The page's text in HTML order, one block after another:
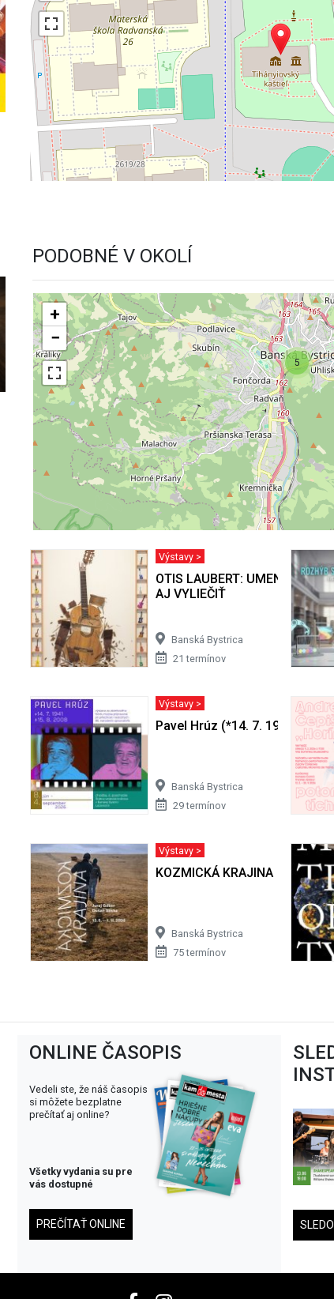
PODOBNÉ V OKOLÍ
5
+
−
Výstavy >
OTIS LAUBERT: UMENIE BY
AJ VYLIEČIŤ
Banská Bystrica
21 termínov
Výstavy >
Pavel Hrúz (*14. 7. 1941 + 15.
Banská Bystrica
29 termínov
Výstavy >
KOZMICKÁ KRAJINA
Banská Bystrica
75 termínov
ONLINE ČASOPIS
Vedeli ste, že náš časopis
si môžete bezplatne
prečítať aj online?
Všetky vydania su pre
vás dostupné
PREČÍTAŤ ONLINE